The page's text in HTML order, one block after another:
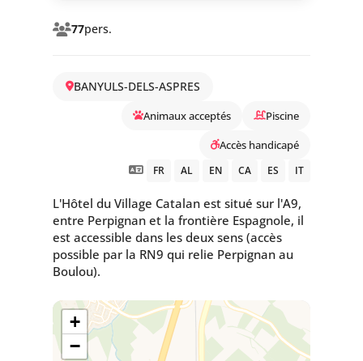
77pers.
BANYULS-DELS-ASPRES
Animaux acceptés
Piscine
Accès handicapé
FR AL EN CA ES IT
L'Hôtel du Village Catalan est situé sur l'A9,
entre Perpignan et la frontière Espagnole, il
est accessible dans les deux sens (accès
possible par la RN9 qui relie Perpignan au
Boulou).
+
−